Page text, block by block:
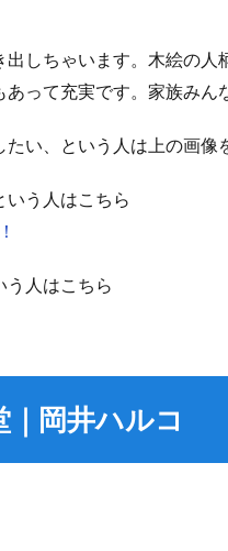
しちゃいます。木絵の
って充実です。家族みん
い、という人は上の画像
いう人はこちら
う人はこちら
岡井ハルコ